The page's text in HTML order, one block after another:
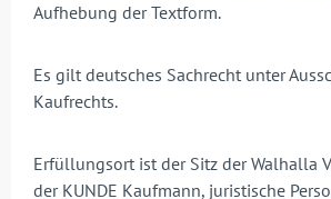
Aufhebung der Textform.
Es gilt deutsches Sachrecht unter
Kaufrechts.
Erfüllungsort ist der Sitz der Walhalla
der KUNDE Kaufmann, juristische